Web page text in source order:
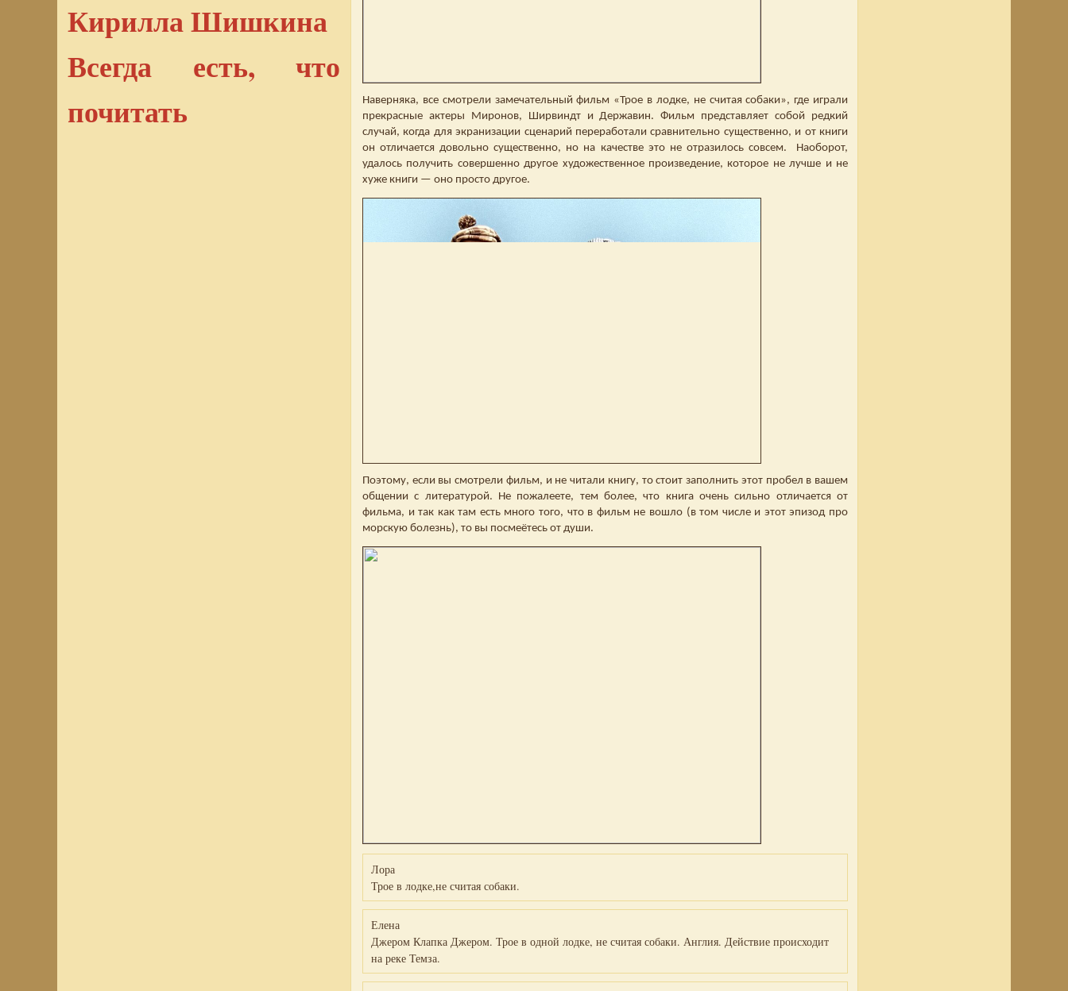
Кирилла Шишкина
Всегда есть, что
почитать
Наверняка, все смотрели замечательный фильм «Трое в лодке, не считая собаки», где играли
прекрасные актеры Миронов, Ширвиндт и Державин. Фильм представляет собой редкий
случай, когда для экранизации сценарий переработали сравнительно существенно, и от книги
он отличается довольно существенно, но на качестве это не отразилось совсем. Наоборот,
удалось получить совершенно другое художественное произведение, которое не лучше и не
хуже книги — оно просто другое.
Поэтому, если вы смотрели фильм, и не читали книгу, то стоит заполнить этот пробел в вашем
общении с литературой. Не пожалеете, тем более, что книга очень сильно отличается от
фильма, и так как там есть много того, что в фильм не вошло (в том числе и этот эпизод про
морскую болезнь), то вы посмеётесь от души.
Лора
Трое в лодке,не считая собаки.
Елена
Джером Клапка Джером. Трое в одной лодке, не считая собаки. Англия. Действие происходит
на реке Темза.